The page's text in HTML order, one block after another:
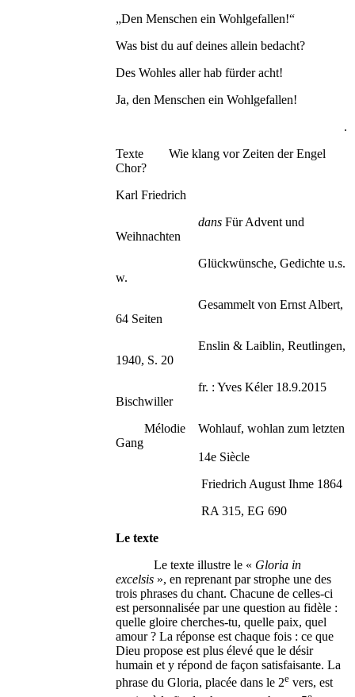
„Den Menschen ein Wohlgefallen!“
Was bist du auf deines allein bedacht?
Des Wohles aller hab fürder acht!
Ja, den Menschen ein Wohlgefallen!
.
Texte Wie klang vor Zeiten der Engel
Chor?
Karl Friedrich
dans Für Advent und
Weihnachten
Glückwünsche, Gedichte u.s.
w.
Gesammelt von Ernst Albert,
64 Seiten
Enslin & Laiblin, Reutlingen,
1940, S. 20
fr. : Yves Kéler 18.9.2015
Bischwiller
Mélodie Wohlauf, wohlan zum letzten
Gang
14e Siècle
Friedrich August Ihme 1864
RA 315, EG 690
Le texte
Le texte illustre le « Gloria in
excelsis », en reprenant par strophe une des
trois phrases du chant. Chacune de celles-ci
est personnalisée par une question au fidèle :
quelle gloire cherches-tu, quelle paix, quel
amour ? La réponse est chaque fois : ce que
Dieu propose est plus élevé que le désir
humain et y répond de façon satisfaisante. La
phrase du Gloria, placée dans le 2e vers, est